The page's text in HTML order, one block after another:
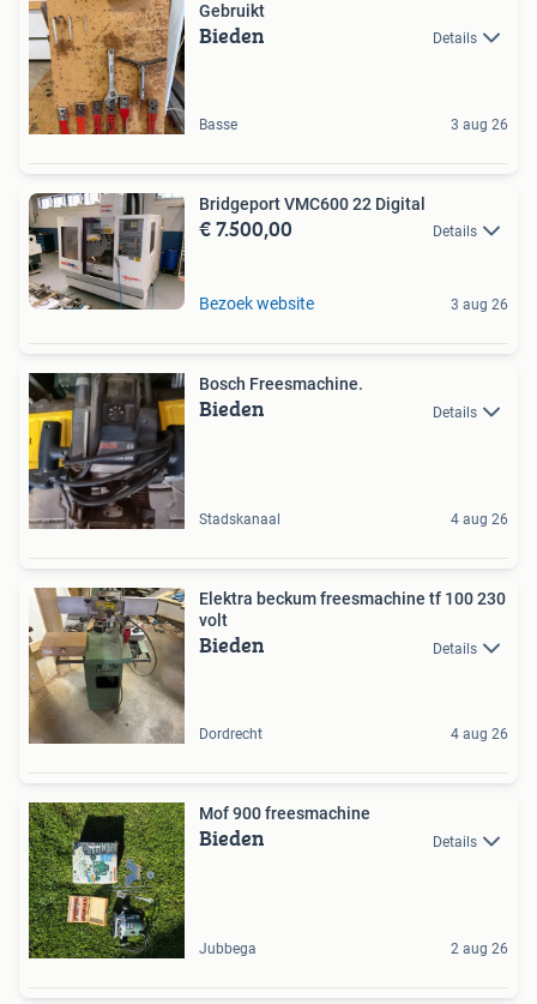
Gebruikt
Bieden Details
Basse 3 aug 26
Bridgeport VMC600 22 Digital
€ 7.500,00 Details
Bezoek website 3 aug 26
Bosch Freesmachine.
Bieden Details
Stadskanaal 4 aug 26
Elektra beckum freesmachine tf 100 230
volt
Bieden Details
Dordrecht 4 aug 26
Mof 900 freesmachine
Bieden Details
Jubbega 2 aug 26